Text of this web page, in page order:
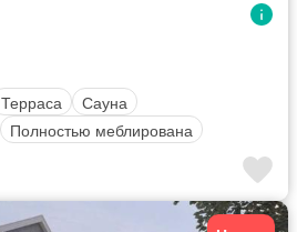
Терраса
Сауна
Полностью меблирована